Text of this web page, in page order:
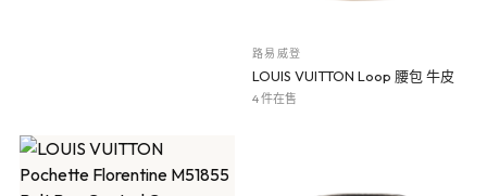
路易威登
LOUIS VUITTON Loop 腰包 牛皮
4 件在售